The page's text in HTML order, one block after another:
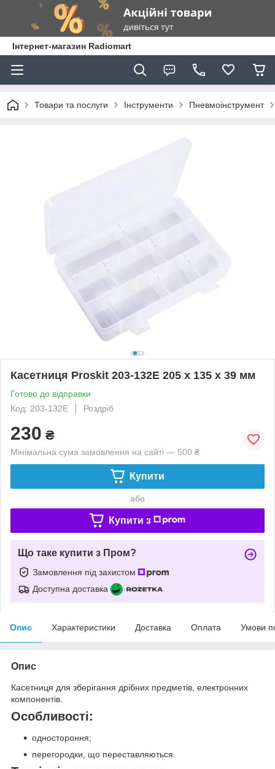
Інтернет-магазин Radiomart
Товари та послуги Інструменти Пневмоінструмент
Касетниця Proskit 203-132E 205 х 135 х 39 мм
Готово до відправки
Код: 203-132E
Роздріб
230 ₴
Мінімальна сума замовлення на сайті — 500 ₴
Купити
або
Купити з
Що таке купити з Пром?
Замовлення під захистом
Доступна доставка
Опис Характеристики Доставка Оплата Умови
Опис
Касетниця для зберігання дрібних предметів, електронних
компонентів.
Особливості:
одностороння;
перегородки, що переставляються.